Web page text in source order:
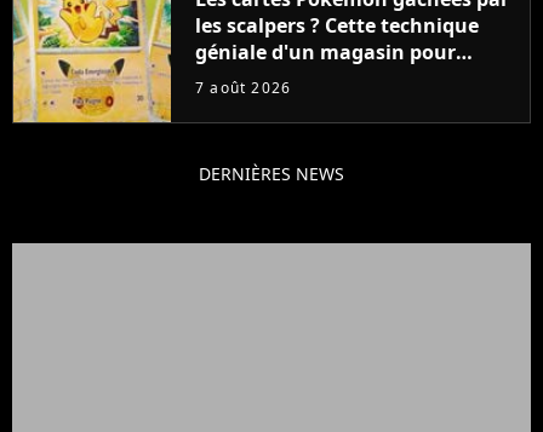
les scalpers ? Cette technique
géniale d'un magasin pour
ruiner les revendeurs
7 août 2026
DERNIÈRES NEWS